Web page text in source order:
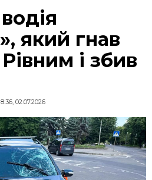
який гнав
і збив
02.07.2026